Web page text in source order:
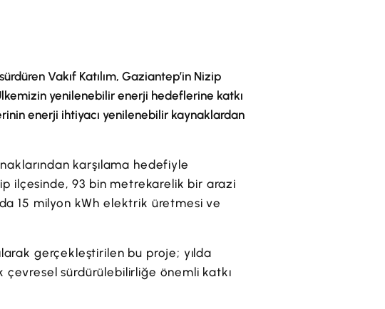
Vakıf Katılım, Gaziantep’in Nizip
yenilenebilir enerji hedeflerine katkı
enerji ihtiyacı yenilenebilir kaynaklardan
karşılama hedefiyle
ilçesinde, 93 bin metrekarelik bir arazi
15 milyon kWh elektrik üretmesi ve
gerçekleştirilen bu proje; yılda
çevresel sürdürülebilirliğe önemli katkı